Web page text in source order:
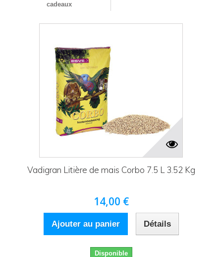
cadeaux
Vadigran Litière de mais Corbo 7.5 L 3.52 Kg
14,00 €
Ajouter au panier Détails
Disponible